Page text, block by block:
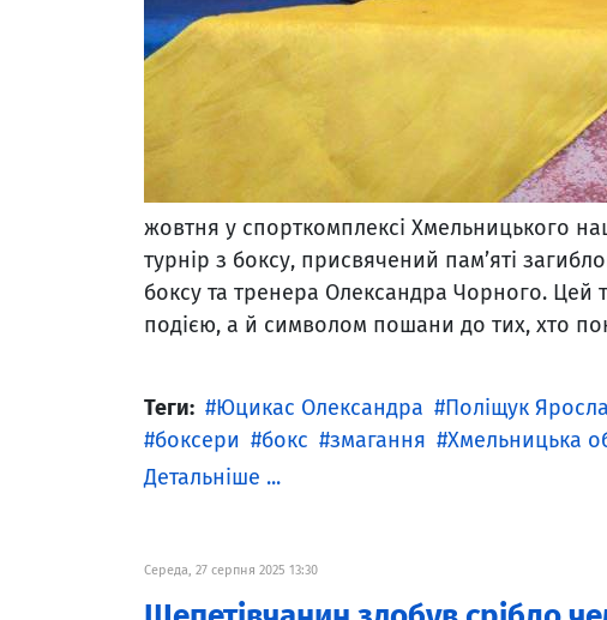
жовтня у спорткомплексі Хмельницького
турнір з боксу, присвячений пам’яті
боксу та тренера Олександра Чорного. Цей
подією, а й символом пошани до тих, хто
Теги: Юцикас Олександра Поліщук
боксери
бокс змагання Хмельницька
Детальніше ...
Середа, 27 серпня 2025 13:30